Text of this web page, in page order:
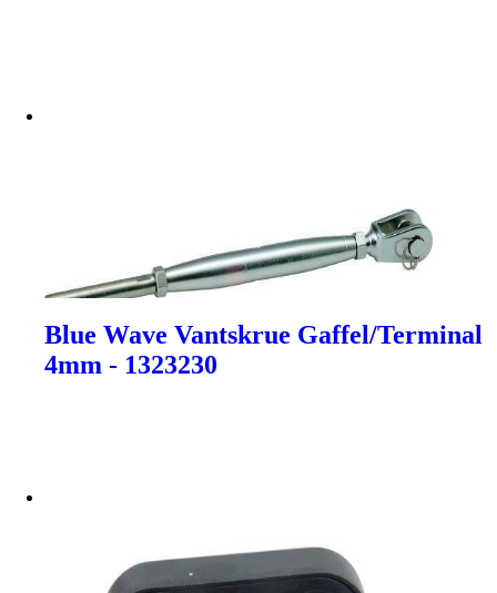
Blue Wave Vantskrue Gaffel/Terminal
4mm - 1323230